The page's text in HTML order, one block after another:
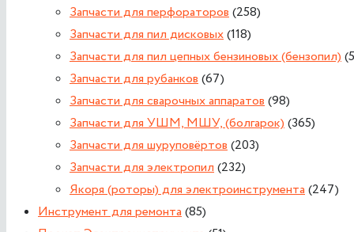
Запчасти для перфораторов (258)
Запчасти для пил дисковых(118)
Запчасти для пил цепных бензиновых (бензопил)
Запчасти для рубанков (67)
Запчасти для сварочных аппаратов (98)
Запчасти для УШМ, МШУ, (болгарок) (365)
Запчасти для шуруповёртов (203)
Запчасти для электропил (232)
Якоря (роторы) для электроинструмента (247)
Инструмент для ремонта (85)